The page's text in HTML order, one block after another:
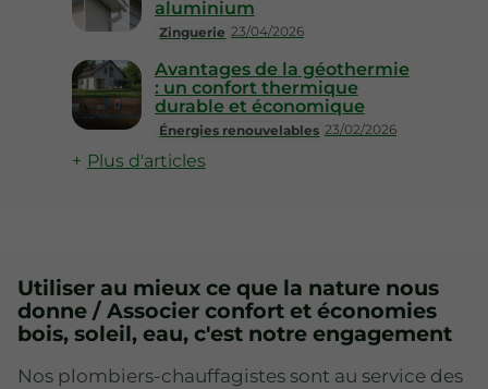
Zinguerie 23/04/2026
aluminium
Énergies renouvelables 23/02/2026
Avantages de la géothermie
: un confort thermique
durable et économique
Plus d'articles
Utiliser au mieux ce que la nature nous
donne / Associer confort et économies
bois, soleil, eau, c'est notre engagement
Nos plombiers-chauffagistes sont au service des